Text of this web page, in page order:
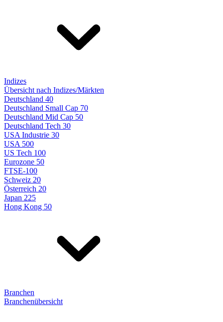
Indizes
Übersicht nach Indizes/Märkten
Deutschland 40
Deutschland Small Cap 70
Deutschland Mid Cap 50
Deutschland Tech 30
USA Industrie 30
USA 500
US Tech 100
Eurozone 50
FTSE-100
Schweiz 20
Österreich 20
Japan 225
Hong Kong 50
Branchen
Branchenübersicht